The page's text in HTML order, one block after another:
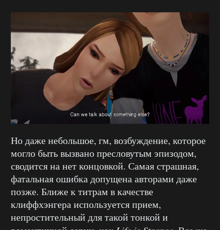
Но даже небольшое, гм, возбуждение, которое
могло быть вызвано пресловутым эпизодом,
сводится на нет концовкой. Самая страшная,
фатальная ошибка допущена авторами даже
позже. Ближе к титрам в качестве
клиффхэнгера используется прием,
непростительный для такой тонкой и